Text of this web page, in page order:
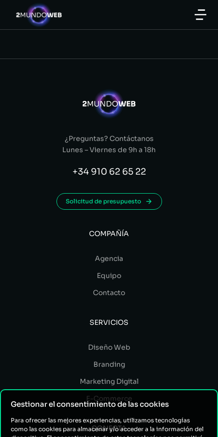
Gestionar el consentimiento de las cookies
Para ofrecer las mejores experiencias, utilizamos tecnologías
como las cookies para almacenar y/o acceder a la información del
¿Preguntas? Contáctanos
Lunes – Viernes de 9h a 18h
+34 910 62 65 22
Solicitud de presupuesto
COMPAÑÍA
Agencia
Equipo
Contacto
SERVICIOS
Diseño Web
Branding
Marketing Digital
E-Commerce
CONECTA